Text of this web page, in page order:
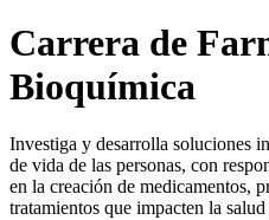
Carrera de
Bioquímica
Investiga y desarrolla soluciones
de vida de las personas, con
en la creación de medicamentos,
tratamientos que impacten la